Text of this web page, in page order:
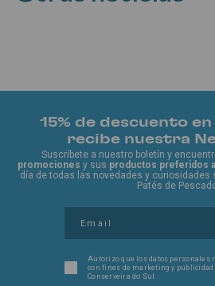
15% de descuento
recibe nuestra
Suscríbete a nuestro boletín y
promociones y sus productos preferidos
día de todas las novedades y curiosidades
Patés de
Autorizo ​​que los datos personales
con fines de marketing y publicidad
Conserveira do Sul.